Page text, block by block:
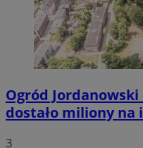
Ogród
dostało miliony na
3